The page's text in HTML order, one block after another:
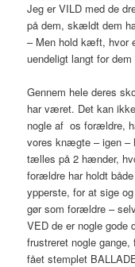
Jeg er VILD med de
på dem, skældt dem
– Men hold kæft, hvor
uendeligt langt for dem
Gennem hele deres
har været. Det kan
nogle af os forældre,
vores knægte – igen –
tælles på 2 hænder,
forældre har holdt
ypperste, for at sige
gør som forældre –
VED de er nogle
frustreret nogle
fået stemplet